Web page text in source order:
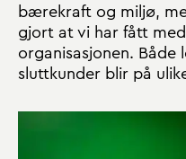
bærekraft og miljø,
gjort at vi har fått
organisasjonen. Både
sluttkunder blir på